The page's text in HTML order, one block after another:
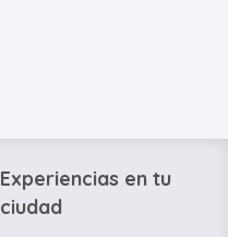
Experiencias en tu
ciudad